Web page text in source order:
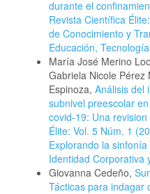
durante el
Revista Científica
de Conocimiento y
Educación,
María José Merino
Gabriela Nicole Pérez
Espinoza, Análisis del
subnivel preescolar
covid-19: Una
Élite: Vol. 5 Núm. 1
Explorando la
Identidad Corporativa
Giovanna Cedeño,
Tácticas para indagar